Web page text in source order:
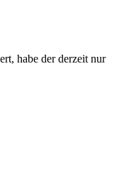
habe der derzeit nur